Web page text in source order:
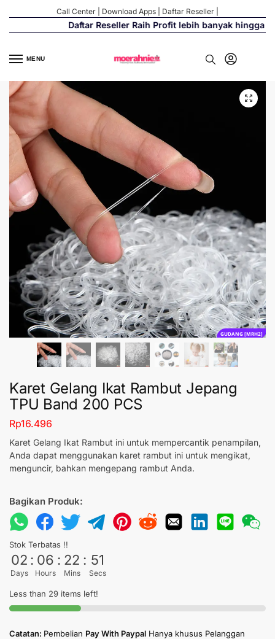
Call Center Download Apps Daftar Reseller
Daftar Reseller Raih Profit lebih banyak hingga
MENU
GUDANG [MRH2]
Karet Gelang Ikat Rambut Jepang
TPU Band 200 PCS
Rp16.496
Karet Gelang Ikat Rambut ini untuk mempercantik penampilan,
Anda dapat menggunakan karet rambut ini untuk mengikat,
menguncir, bahkan mengepang rambut Anda.
Bagikan Produk:
Stok Terbatas !!
02
Days
: 06
Hours
: 22
Mins
: 50
Secs
Less than 29 items left!
Catatan: Pembelian Pay With Paypal Hanya khusus Pelanggan